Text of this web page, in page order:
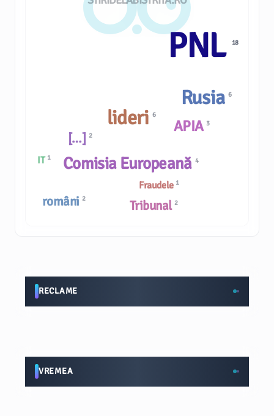
Fraudele 1
[…] 2
Comisia Europeană 4
Rusia6
APIA 3
români 2 Tribunal 2
PNL 18
IT 1
lideri6
RECLAME
VREMEA